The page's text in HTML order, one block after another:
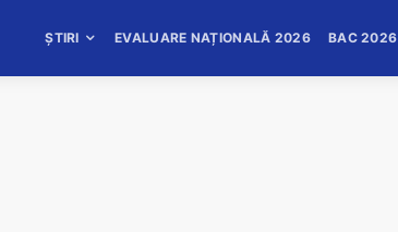
ȘTIRI EVALUARE NAȚIONALĂ 2026 BAC 2026